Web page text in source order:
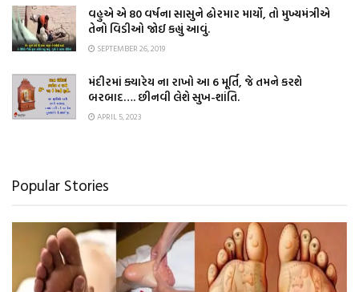
વહુએ એ 80 વર્ષના સાસુને ઢોરમાર માર્યો, તો મુખ્યમંત્રીએ
તેનો વિડીઓ જોઈ કહ્યું આવું.
SEPTEMBER 26, 2019
મંદીરમાં ક્યારેય ના રાખો આ 6 મૂર્તિ, જે તમને કરશે
બરબાદ…. છીનવી લેશે સુખ-શાંતિ.
APRIL 5, 2023
Popular Stories